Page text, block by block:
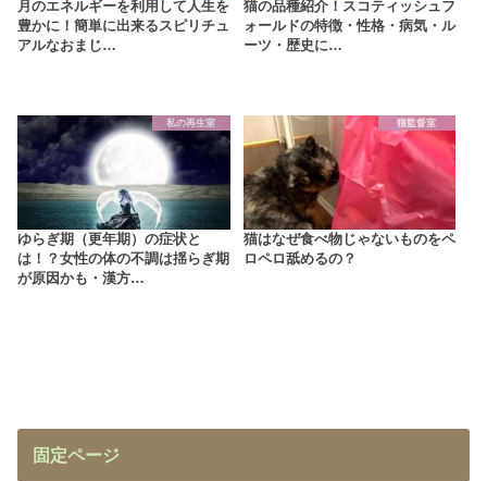
月のエネルギーを利用して人生を
豊かに！簡単に出来るスピリチュ
アルなおまじ…
猫の品種紹介！スコティッシュフ
ォールドの特徴・性格・病気・ル
ーツ・歴史に…
私の再生室
ゆらぎ期（更年期）の症状と
は！？女性の体の不調は揺らぎ期
が原因かも・漢方…
猫監督室
猫はなぜ食べ物じゃないものをペ
ロペロ舐めるの？
固定ページ